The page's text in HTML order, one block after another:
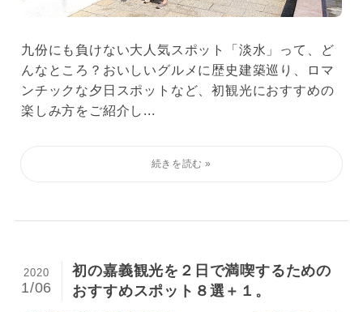
九份にも負けない大人気スポット「淡水」って、ど
んなところ？おいしいグルメに歴史建築巡り、ロマ
ンチックな夕日スポットなど、初観光におすすめの
楽しみ方をご紹介し...
初の嘉義観光を２日で満喫するための
おすすめスポット８選＋１。
2020
1/06